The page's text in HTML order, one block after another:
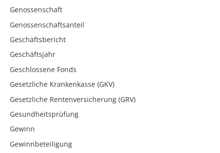
Genossenschaft
Genossenschaftsanteil
Geschäftsbericht
Geschäftsjahr
Geschlossene Fonds
Gesetzliche Krankenkasse (GKV)
Gesetzliche Rentenversicherung (GRV)
Gesundheitsprüfung
Gewinn
Gewinnbeteiligung